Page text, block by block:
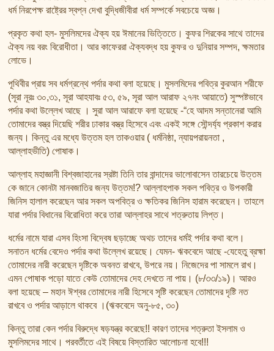
শায়খ আহমদ মুসা জিবরীলের বই সমূহ
ধর্ম নিরপেক্ষ রাষ্ট্রের স্বপ্ন দেখা বুদ্ধিজীবীরা ধর্ম সম্পর্কে সবচেয়ে অজ্ঞ।
প্রকৃত কথা হল- মুসলিমদের ঐক্য হয় ঈমানের ভিত্তিতে। কুফর শিরকের সাথে তাদের
ঐক্য নয় বরং বিরোধীতা। আর কাফেররা ঐক্যবদ্ধ হয় কুফর ও দুনিয়ার সম্পদ, ক্ষমতার
লোভে।
পূথিবীর প্রায় সব ধর্মগ্রন্থে পর্দার কথা বলা হয়েছে। মুসলমিদের পবিত্র কুরআন শরীফে
(সূরা নূরঃ ৩০,৩১, সূরা আহযাবঃ ৫৩, ৫৯, সূরা আল আরাফ ২৭নং আয়াতে) সুস্পষ্টভাবে
পর্দার কথা উল্লেখ আছে । সুরা আল আরাফে বলা হয়েছে -“হে আদম সন্তানেরা আমি
তোমাদের বস্ত্র দিয়েছি শরীর ঢাকার বস্ত্র হিসেবে এবং একই সঙ্গে সৌন্দর্য্য প্রকাশ করার
জন্য। কিন্তু এর মধ্যে উত্তম হল তাকওয়ার ( ধর্মনিষ্ঠা, ন্যায়পরায়নতা ,
আল্লাহভীতি) পোষাক।
আল্লাহ মহাজ্ঞানী বিশ্বজাহানের স্রষ্টা তিনি তার বান্দাদের ভালোবাসেন তারচেয়ে উত্তম
কে জানে কোনটা মানবজাতির জন্য উত্তম!? আল্লাহপাক সকল পবিত্র ও উপকারী
জিনিস হালাল করেছেন আর সকল অপবিত্র ও ক্ষতিকর জিনিস হারাম করেছেন। তাহলে
যারা পর্দার বিধানের বিরোধিতা করে তারা আল্লাহর সাথে শত্রুতায় লিপ্ত।
ধর্মের নামে যারা এসব হিংসা বিদ্বেষ ছড়াচ্ছে অথচ তাদের ধর্মই পর্দার কথা বলে।
সনাতন ধর্মের বেদেও পর্দার কথা উল্লেখ রয়েছে। যেমন- ঋকবেদে আছে -যেহেতু ব্রহ্মা
তোমাদের নারী করেছেন দৃষ্টিকে অবনত রাখবে, উপরে নয়। নিজেদের পা সামলে রাখ।
এমন পোষাক পড়ো যাতে কেউ তোমাদের দেহ দেখতে না পায়। (৮/৩৩/১৯)। আরও
বলা হয়েছে – মহান ঈশ্বর তোমাদের নারী হিসেবে সৃষ্টি করেছেন তোমাদের দৃষ্টি নত
রাখবে ও পর্দার আড়ালে থাকবে ।(ঋকবেদে অনু-৮৫, ৩০)
কিন্তু তারা কেন পর্দার বিরুদ্ধে ষড়যন্ত্র করেছে!! কারণ তাদের শত্রুতা ইসলাম ও
মুসলিমদের সাথে। পরবর্তীতে এই বিষয়ে বিস্তারিত আলোচনা হবে!!!